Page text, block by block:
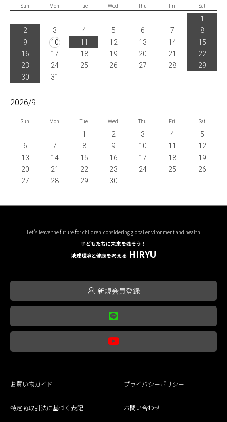
Sun Mon Tue Wed Thu Fri Sat
1
2
3 4 5 6 7
8
9
10 11 12 13 14
15
16
17 18 19 20 21
22
23
24 25 26 27 28
29
30
31
2026/9
Sun Mon Tue Wed Thu Fri Sat
1 2 3 4
5
6
7 8 9 10 11
12
13
14 15 16 17 18
19
20
21 22 23 24 25
26
27
28 29 30
Let's leave the future for children, considering global environment and health
子どもたちに未来を残そう！
地球環境と健康を考える HIRYU
新規会員登録
お買い物ガイド プライバシーポリシー
特定商取引法に基づく表記 お問い合わせ